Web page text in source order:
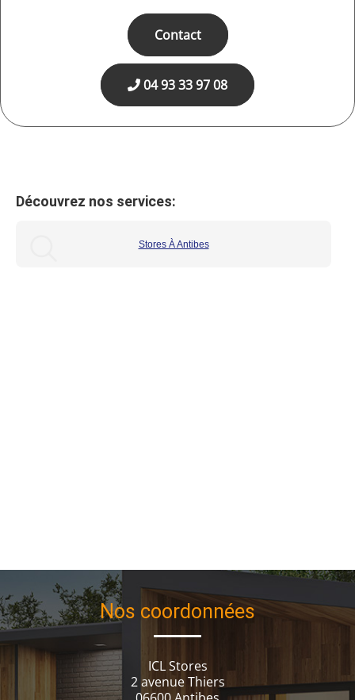
Contact
04 93 33 97 08
Découvrez nos services:
Stores À Antibes
Nos coordonnées
ICL Stores
2 avenue Thiers